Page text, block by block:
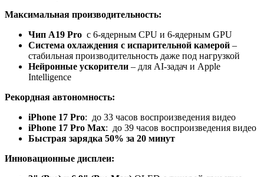
Максимальная производительность:
Чип A19 Pro с 6-ядерным CPU и 6-ядерным GPU
Система охлаждения с испарительной камерой –
стабильная производительность даже под нагрузкой
Нейронные ускорители – для AI-задач и Apple
Intelligence
Рекордная автономность:
iPhone 17 Pro: до 33 часов воспроизведения видео
iPhone 17 Pro Max: до 39 часов воспроизведения видео
Быстрая зарядка 50% за 20 минут
Инновационные дисплеи: